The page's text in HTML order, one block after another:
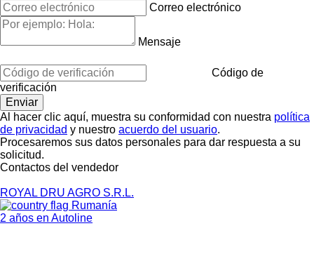
Correo electrónico
Mensaje
Código de
verificación
Al hacer clic aquí, muestra su conformidad con nuestra política
de privacidad y nuestro acuerdo del usuario.
Procesaremos sus datos personales para dar respuesta a su
solicitud.
Contactos del vendedor
ROYAL DRU AGRO S.R.L.
Rumanía
2 años en Autoline